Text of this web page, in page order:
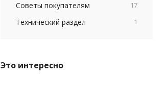
Советы покупателям 17
Технический раздел 1
Это интересно